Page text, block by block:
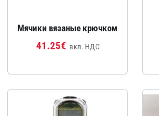
Мячики вязаные крючком
41.25€ вкл. НДС